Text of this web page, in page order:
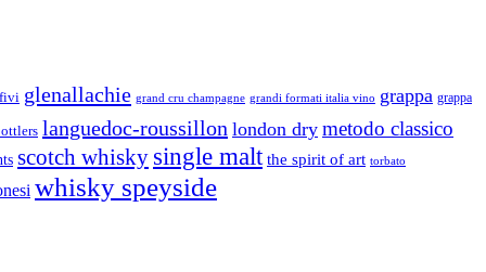
fivi glenallachie grand cru champagne grandi formati italia vino grappa grappa
languedoc-roussillon london dry metodo classico
scotch whisky single malt the spirit of art torbato
whisky speyside